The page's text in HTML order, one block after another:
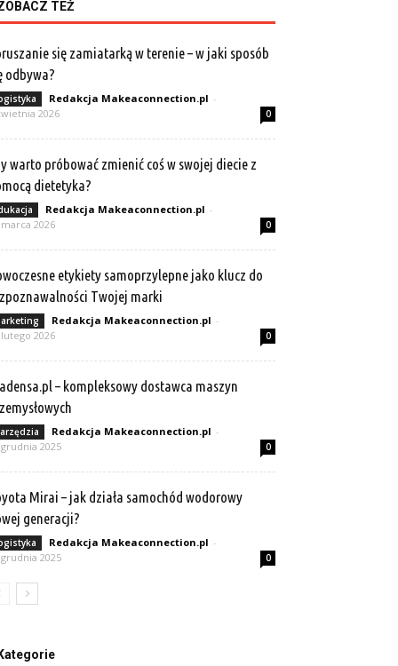
TEŻ
się zamiatarką w terenie – w jaki sposób
odbywa?
Redakcja Makeaconnection.pl -
2026
0
warto próbować zmienić coś w swojej diecie z
dietetyka?
Redakcja Makeaconnection.pl -
marca 2026
0
etykiety samoprzylepne jako klucz do
Twojej marki
Redakcja Makeaconnection.pl -
lutego 2026
0
– kompleksowy dostawca maszyn
Redakcja Makeaconnection.pl -
2025
0
Mirai – jak działa samochód wodorowy
generacji?
Redakcja Makeaconnection.pl -
grudnia 2025
0
Kategorie